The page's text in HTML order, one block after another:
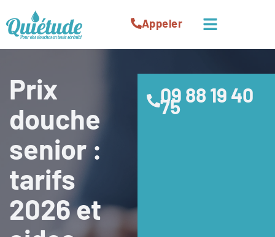
contenu
Appeler Menu
Prix
douche
senior :
tarifs
2026 et
09 88 19 40
75